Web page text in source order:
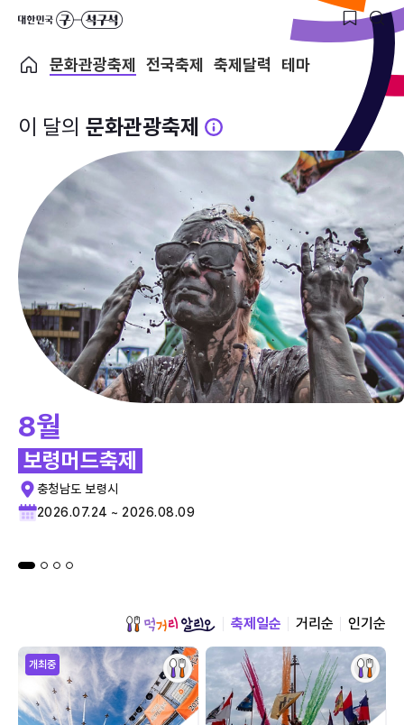
문화관광축제 전국축제 축제달력 테마
이 달의 문화관광축제
8월
보령머드축제
충청남도 보령시
2026.07.24 ~ 2026.08.09
축제일순 거리순 인기순
개최중